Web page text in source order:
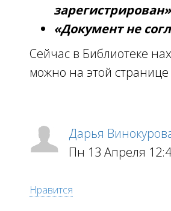
зарегистрирован»
«Документ не
Сейчас в Библиотеке
можно на этой
Дарья
Пн 13 Апреля
Нравится